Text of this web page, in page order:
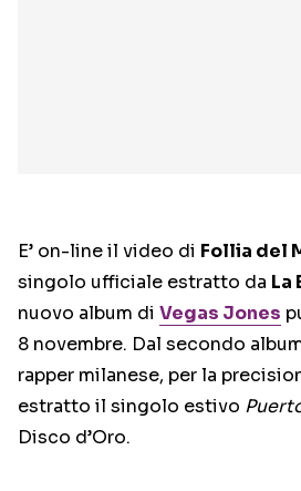
E’ on-line il video di Follia del
singolo ufficiale estratto da La
nuovo album di Vegas Jones
8 novembre. Dal secondo
rapper milanese, per la
estratto il singolo estivo
Disco d’Oro.